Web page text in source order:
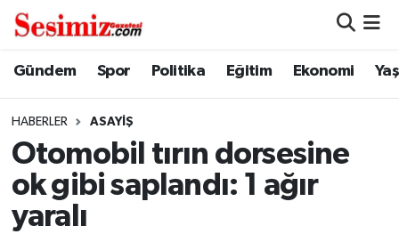
Gündem Spor Politika Eğitim Ekonomi
HABERLER ASAYIŞ
Otomobil tırın dorsesine
ok gibi saplandı: 1 ağır
yaralı
Dünya
Ekonomi
Genel
Nöbetçi Eczaneler
Hava Durumu
Namaz Vakitleri
Trafik Durumu